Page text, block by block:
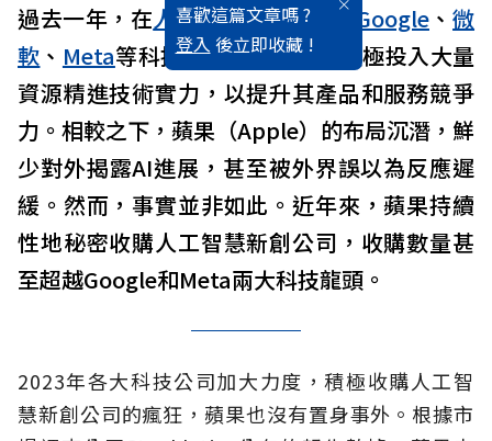
喜歡這篇文章嗎 ?
登入 後立即收藏 !
過去一年，在人工智慧的競賽中， Google、微
軟 、 Meta等科技巨頭趨之若鶩，積極投入大量
資源精進技術實力，以提升其產品和服務競爭
力。相較之下，蘋果（Apple）的布局沉潛，鮮
少對外揭露AI進展，甚至被外界誤以為反應遲
緩。然而，事實並非如此。近年來，蘋果持續
性地秘密收購人工智慧新創公司，收購數量甚
至超越Google和Meta兩大科技龍頭。
2023年各大科技公司加大力度，積極收購人工智
慧新創公司的瘋狂，蘋果也沒有置身事外。根據市